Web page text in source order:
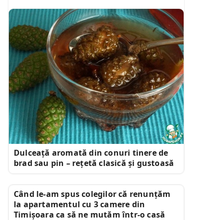
Dulceață aromată din conuri tinere de
brad sau pin – rețetă clasică și gustoasă
Când le-am spus colegilor că renunțăm
la apartamentul cu 3 camere din
Timișoara ca să ne mutăm într-o casă